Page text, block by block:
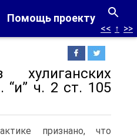
Помощь проекту
<< ↑ >>
хулиганских
“и” ч. 2 ст. 105
признано, что